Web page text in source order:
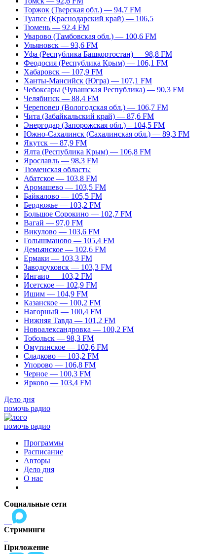
Торжок (Тверская обл.) — 94,7 FM
Туапсе (Краснодарский край) — 106,5
Тюмень — 92,4 FM
Уварово (Тамбовская обл.) — 100,6 FM
Ульяновск — 93,6 FM
Уфа (Республика Башкортостан) — 98,8 FM
Феодосия (Республика Крым) — 106,1 FM
Хабаровск — 107,9 FM
Ханты-Мансийск (Югра) — 107,1 FM
Чебоксары (Чувашская Республика) — 90,3 FM
Челябинск — 88,4 FM
Череповец (Вологодская обл.) — 106,7 FM
Чита (Забайкальский край) — 87,6 FM
Энергодар (Запорожская обл.) – 104,5 FM
Южно-Сахалинск (Сахалинская обл.) — 89,3 FM
Якутск — 87,9 FM
Ялта (Республика Крым) — 106,8 FM
Ярославль — 98,3 FM
Тюменская область:
Абатское — 103,8 FM
Аромашево — 103,5 FM
Байкалово — 105,5 FM
Бердюжье — 103,2 FM
Большое Сорокино — 102,7 FM
Вагай — 97,0 FM
Викулово — 103,6 FM
Голышманово — 105,4 FM
Демьянское — 102,6 FM
Ермаки — 103,3 FM
Заводоуковск — 103,3 FM
Ингаир — 103,2 FM
Исетское — 102,9 FM
Ишим — 104,9 FM
Казанское — 100,2 FM
Нагорный — 100,4 FM
Нижняя Тавда — 101,2 FM
Новоалександровка — 100,2 FM
Тобольск — 98,3 FM
Омутинское — 102,6 FM
Сладково — 103,2 FM
Упорово — 106,8 FM
Черное — 100,3 FM
Ярково — 103,4 FM
Дело дня
помочь радио
помочь радио
Программы
Расписание
Авторы
Дело дня
О нас
Социальные сети
Стриминги
Приложение